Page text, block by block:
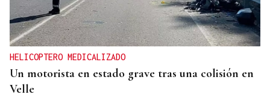
HELICOPTERO MEDICALIZADO
Un motorista en estado grave tras una colisión en
Velle